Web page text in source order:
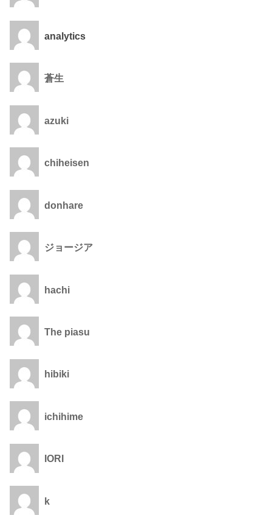
analytics
蒼生
azuki
chiheisen
donhare
ジョージア
hachi
The piasu
hibiki
ichihime
IORI
k